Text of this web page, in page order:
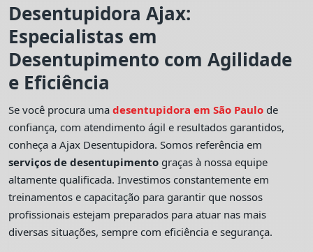
Desentupidora Ajax:
Especialistas em
Desentupimento com Agilidade
e Eficiência
Se você procura umadesentupidora em São Paulo de
confiança, com atendimento ágil e resultados garantidos,
conheça a Ajax Desentupidora. Somos referência em
serviços de desentupimento graças à nossa equipe
altamente qualificada. Investimos constantemente em
treinamentos e capacitação para garantir que nossos
profissionais estejam preparados para atuar nas mais
diversas situações, sempre com eficiência e segurança.